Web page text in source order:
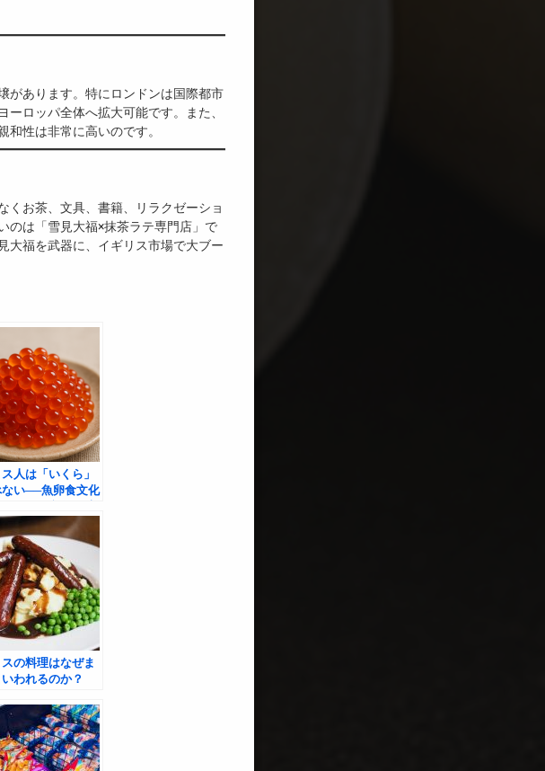
があります。特にロンドンは国際都市
ロッパ全体へ拡大可能です。また、
性は非常に高いのです。
くお茶、文具、書籍、リラクゼーショ
のは「雪見大福×抹茶ラテ専門店」で
大福を武器に、イギリス市場で大ブー
人は「いくら」
ない──魚卵食文化
理由
の料理はなぜま
われるのか？